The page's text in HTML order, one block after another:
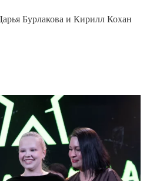
Бурлакова и Кирилл Кохан